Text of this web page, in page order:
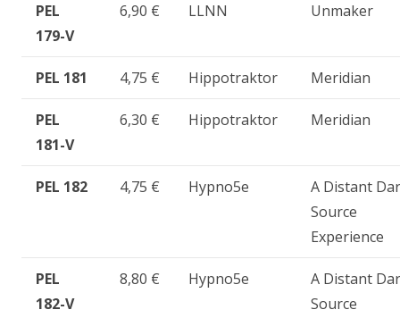
PEL
179-V
6,90 € LLNN Unmaker
PEL 181 4,75 € Hippotraktor Meridian
PEL
181-V
6,30 € Hippotraktor Meridian
PEL 182 4,75 € Hypno5e
A Distant
Source
Experience
PEL
182-V
8,80 € Hypno5e
A Distant
Source